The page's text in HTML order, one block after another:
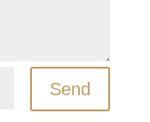
Send